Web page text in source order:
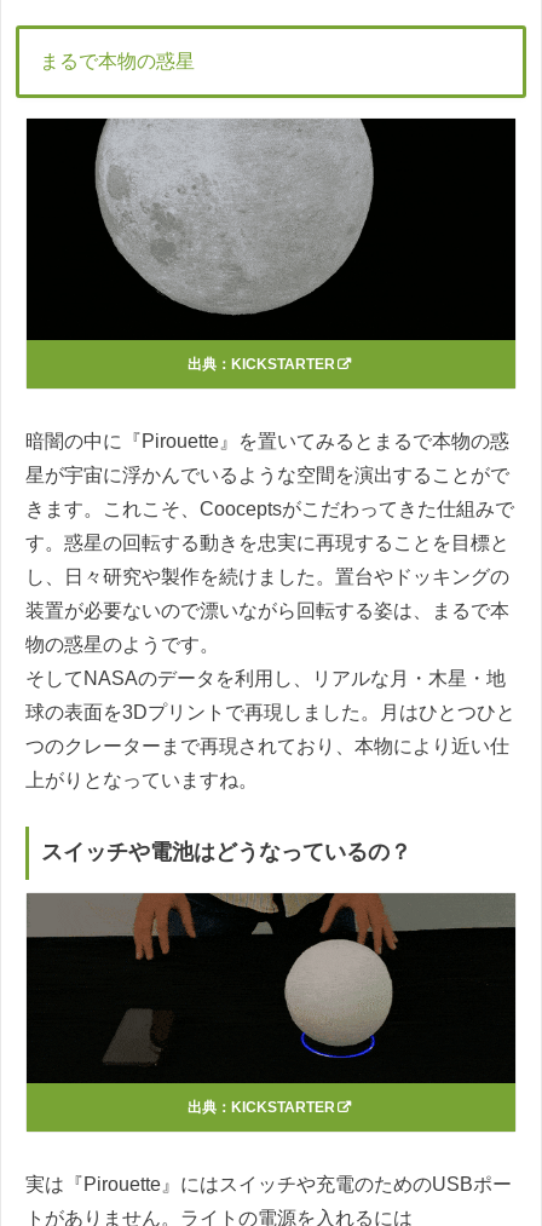
まるで本物の惑星
出典： KICKSTARTER
暗闇の中に『Pirouette』を置いてみるとまるで本物の惑
星が宇宙に浮かんでいるような空間を演出することがで
きます。これこそ、Cooceptsがこだわってきた仕組みで
す。惑星の回転する動きを忠実に再現することを目標と
し、日々研究や製作を続けました。置台やドッキングの
装置が必要ないので漂いながら回転する姿は、まるで本
物の惑星のようです。
そしてNASAのデータを利用し、リアルな月・木星・地
球の表面を3Dプリントで再現しました。月はひとつひと
つのクレーターまで再現されており、本物により近い仕
上がりとなっていますね。
スイッチや電池はどうなっているの？
出典： KICKSTARTER
実は『Pirouette』にはスイッチや充電のためのUSBポー
トがありません。ライトの電源を入れるには